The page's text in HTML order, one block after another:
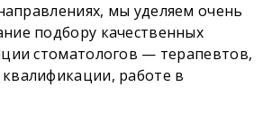
мы уделяем очень
подбору качественных
стоматологов — терапевтов,
работе в